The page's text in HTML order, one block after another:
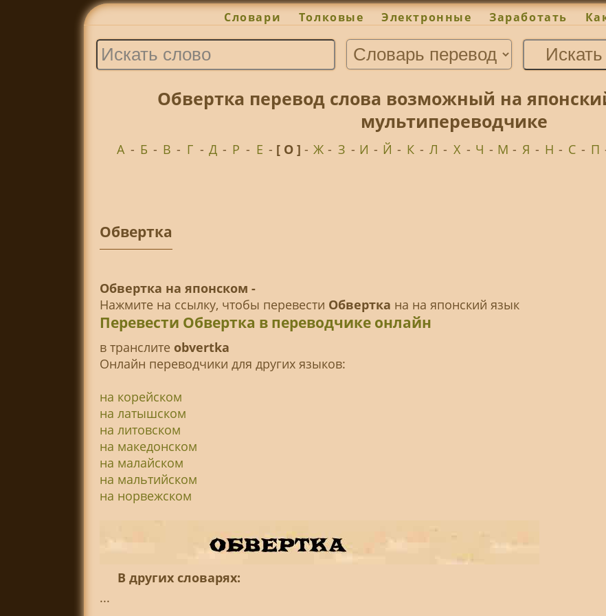
Словари Толковые Электронные Заработать
Обвертка перевод слова возможный на
мультипереводчике
А - Б - В - Г - Д - Р - Е - [ О ]- Ж - З - И - Й - К - Л - Х - Ч - М - Я - Н - С - П
Обвертка
Обвертка на японском -
Нажмите на ссылку, чтобы перевести Обвертка на на японский язык
Перевести Обвертка в переводчике онлайн
в транслитe obvertka
Онлайн переводчики для других языков:
на корейском
на латышском
на литовском
на македонском
на малайском
на мальтийском
на норвежском
В других словарях:
...